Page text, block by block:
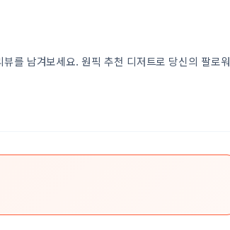
를 남겨보세요. 원픽 추천 디저트로 당신의 팔로워